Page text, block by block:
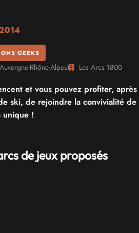
GEEKS
Auvergne-Rhône-Alpes) Les Arcs 1800
et vous pouvez profiter, après
ski, de rejoindre la convivialité de
unique !
de jeux proposés